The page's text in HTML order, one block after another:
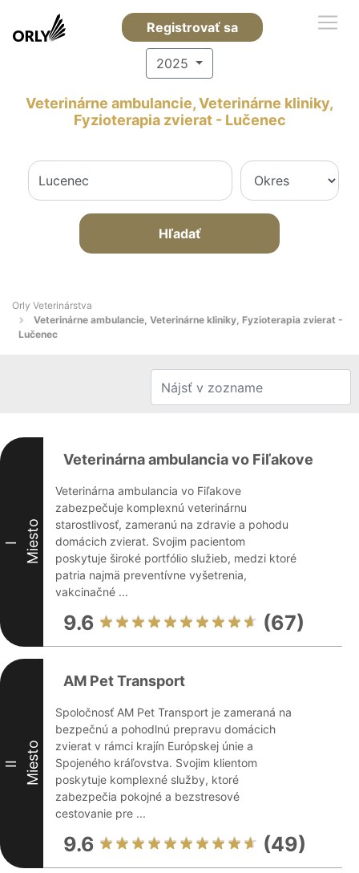
Registrovať sa
2025
Veterinárne ambulancie, Veterinárne kliniky,
Fyzioterapia zvierat - Lučenec
Hľadať
Orly Veterinárstva
Veterinárne ambulancie, Veterinárne kliniky, Fyzioterapia zvierat -
Lučenec
I Miesto
Veterinárna ambulancia vo Fiľakove
Veterinárna ambulancia vo Fiľakove
zabezpečuje komplexnú veterinárnu
starostlivosť, zameranú na zdravie a pohodu
domácich zvierat. Svojim pacientom
poskytuje široké portfólio služieb, medzi ktoré
patria najmä preventívne vyšetrenia,
vakcinačné ...
9.6 (67)
II Miesto
AM Pet Transport
Spoločnosť AM Pet Transport je zameraná na
bezpečnú a pohodlnú prepravu domácich
zvierat v rámci krajín Európskej únie a
Spojeného kráľovstva. Svojim klientom
poskytuje komplexné služby, ktoré
zabezpečia pokojné a bezstresové
cestovanie pre ...
9.6 (49)